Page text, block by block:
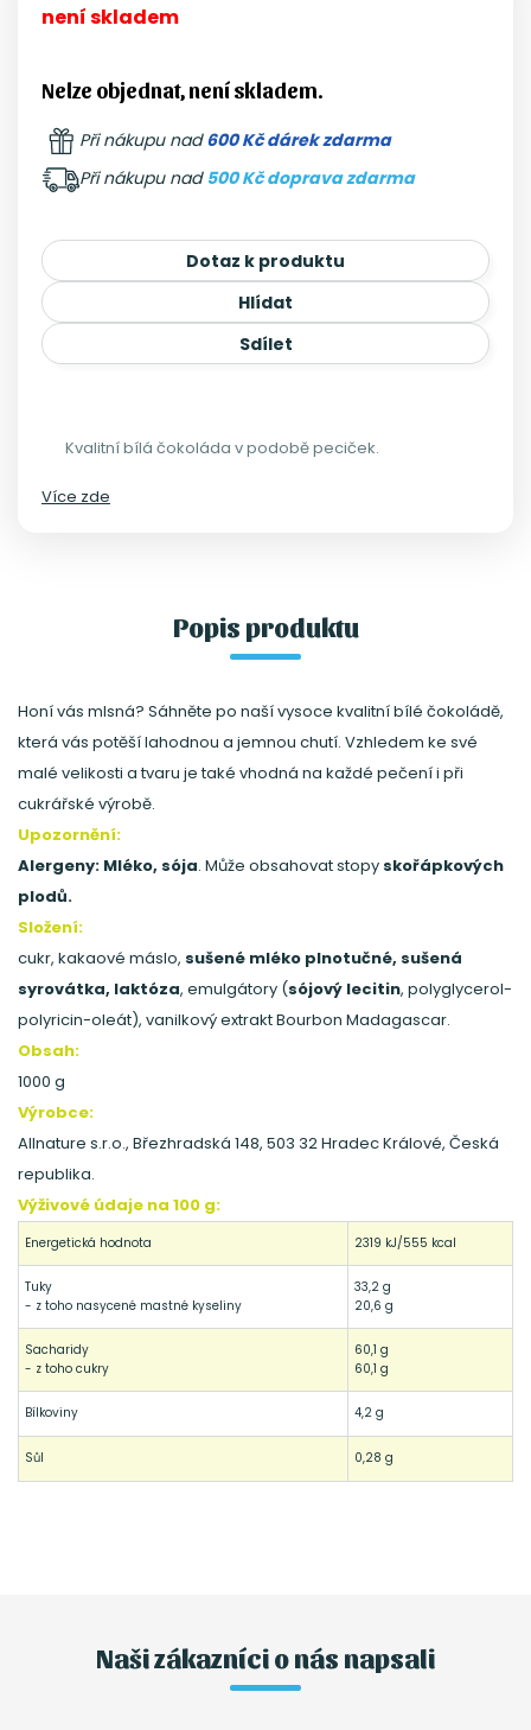
není skladem
Nelze objednat, není skladem.
Při nákupu nad600 Kč dárek zdarma
Při nákupu nad 500 Kč doprava zdarma
Dotaz k produktu
Hlídat
Sdílet
Kvalitní bílá čokoláda v podobě peciček.
Více zde
Popis produktu
Honí vás mlsná? Sáhněte po naší vysoce kvalitní bílé čokoládě,
která vás potěší lahodnou a jemnou chutí. Vzhledem ke své
malé velikosti a tvaru je také vhodná na každé pečení i při
cukrářské výrobě.
Upozornění:
Alergeny: Mléko, sója. Může obsahovat stopy skořápkových
plodů.
Složení:
cukr, kakaové máslo, sušené mléko plnotučné, sušená
syrovátka, laktóza, emulgátory (sójový lecitin, polyglycerol-
polyricin-oleát), vanilkový extrakt Bourbon Madagascar.
Obsah:
1000 g
Výrobce:
Allnature s.r.o., Březhradská 148, 503 32 Hradec Králové, Česká
republika.
Výživové údaje na 100 g:
Energetická hodnota 2319 kJ/555 kcal
Tuky
- z toho nasycené mastné kyseliny
33,2 g
20,6 g
Sacharidy
- z toho cukry
60,1 g
60,1 g
Bílkoviny 4,2 g
Sůl 0,28 g
Naši zákazníci o nás napsali